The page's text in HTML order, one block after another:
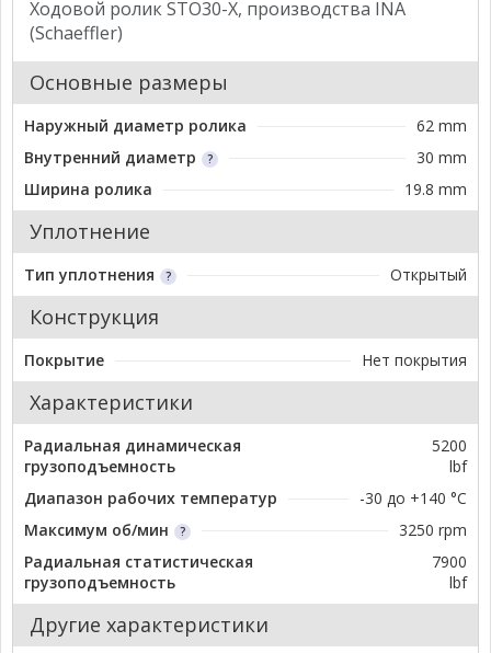
Ходовой ролик STO30-X, производства INA
(Schaeffler)
Основные размеры
Наружный диаметр ролика
62 mm
Внутренний диаметр
30 mm
Ширина ролика
19.8 mm
Уплотнение
Тип уплотнения Открытый
Конструкция
Покрытие Нет покрытия
Характеристики
Радиальная динамическая
грузоподъемность
5200
lbf
Диапазон рабочих температур
-30 до +140 °C
Максимум об/мин
3250 rpm
Радиальная статистическая
грузоподъемность
7900
lbf
Другие характеристики